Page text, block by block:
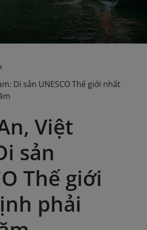
Di sản UNESCO Thế giới nhất
Việt
sản
Thế giới
phải